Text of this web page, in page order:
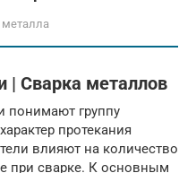
металла
| Сварка металлов
понимают группу
протекания
влияют на количество
при сварке. К основным